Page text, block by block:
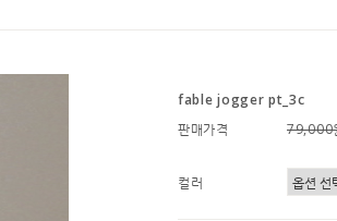
fable jogger pt_3c
판매가격
79,000
컬러